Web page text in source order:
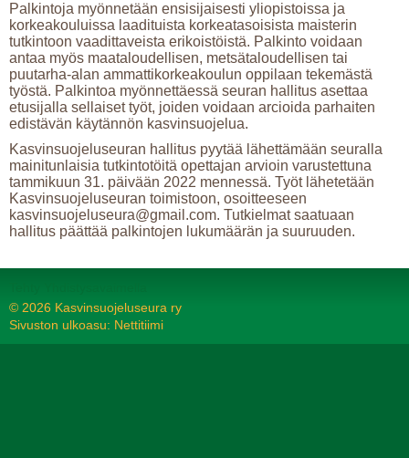
Palkintoja myönnetään ensisijaisesti yliopistoissa ja
korkeakouluissa laadituista korkeatasoisista maisterin
tutkintoon vaadittaveista erikoistöistä. Palkinto voidaan
antaa myös maataloudellisen, metsätaloudellisen tai
puutarha-alan ammattikorkeakoulun oppilaan tekemästä
työstä. Palkintoa myönnettäessä seuran hallitus asettaa
etusijalla sellaiset työt, joiden voidaan arcioida parhaiten
edistävän käytännön kasvinsuojelua.
Kasvinsuojeluseuran hallitus pyytää lähettämään seuralla
mainitunlaisia tutkintotöitä opettajan arvioin varustettuna
tammikuun 31. päivään 2022 mennessä. Työt lähetetään
Kasvinsuojeluseuran toimistoon, osoitteeseen
kasvinsuojeluseura@gmail.com. Tutkielmat saatuaan
hallitus päättää palkintojen lukumäärän ja suuruuden.
© 2026 Kasvinsuojeluseura ry
Sivuston ulkoasu: Nettitiimi